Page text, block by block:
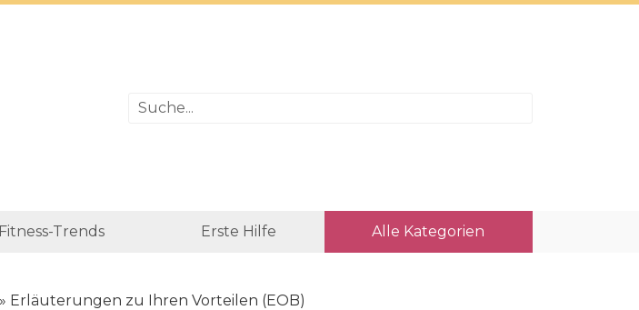
Fitness-Trends Erste Hilfe Alle Kategorien
» Erläuterungen zu Ihren Vorteilen (EOB)